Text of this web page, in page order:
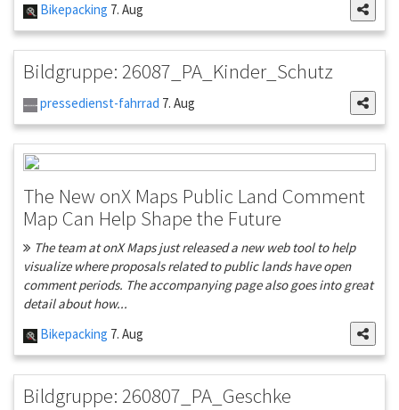
Bikepacking 7. Aug
Bildgruppe: 26087_PA_Kinder_Schutz
pressedienst-fahrrad 7. Aug
The New onX Maps Public Land Comment
Map Can Help Shape the Future
The team at onX Maps just released a new web tool to help
visualize where proposals related to public lands have open
comment periods. The accompanying page also goes into great
detail about how...
Bikepacking 7. Aug
Bildgruppe: 260807_PA_Geschke